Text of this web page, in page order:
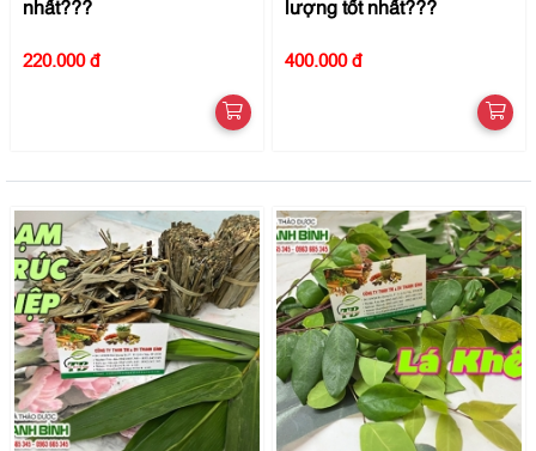
nhất???
220.000 đ
lượng tốt nhất???
400.000 đ